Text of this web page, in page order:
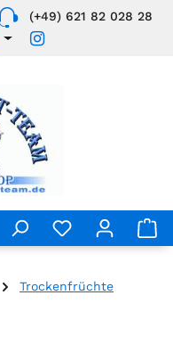
(+49) 621 82 028 28
Trockenfrüchte